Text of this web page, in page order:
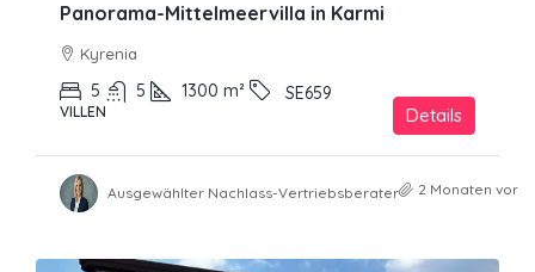
Panorama-Mittelmeervilla in Karmi
Kyrenia
5 5 1300 m² SE659
VILLEN Details
Ausgewählter Nachlass-Vertriebsberater 2 Monaten vor